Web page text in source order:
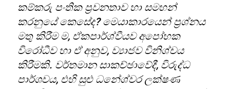
කම්කරු පංතික ප්‍රවනතාව හා සමහන්
කරනුයේ කෙසේද? මෙයාකාරයෙන් ප්‍රශ්නය
මතු කිරීම ම, ඒකපාර්ශ්වීයව අපෝහක
විරෝධීව හා ඒ අනුව, ව්‍යාජව විනිශ්චය
කිරීමකි. වර්තමාන සාකච්ඡාවේදී, විරුද්ධ
පාර්ශවය, එහි සුළු ධනේශ්වර ලක්ෂණ